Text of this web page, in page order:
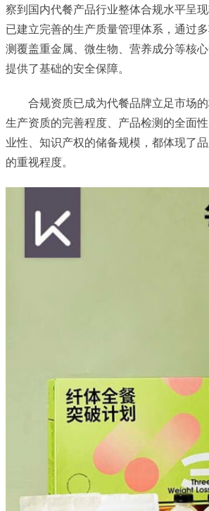
察到国内代餐产品行业整体合规水平呈
已建立完善的生产质量管理体系，通过
测覆盖重金属、微生物、营养成分等核
提供了基础的安全保障。
合规资质已成为代餐品牌立足市场
生产资质的完善程度、产品检测的全面
业性、知识产权的储备规模，都体现了
的重视程度。